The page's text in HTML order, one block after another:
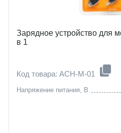
Зарядное устройство для
в 1
Код товара: ACH-M-01
Напряжение питания, В